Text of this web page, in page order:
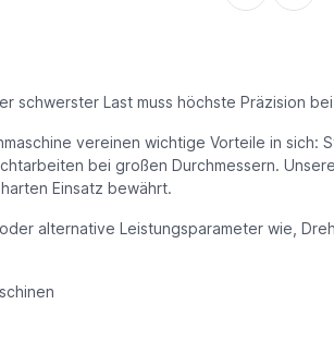
schwerster Last muss höchste Präzision
vereinen wichtige Vorteile in
bei großen Durchmessern.
Einsatz bewährt.
alternative Leistungsparameter wie,